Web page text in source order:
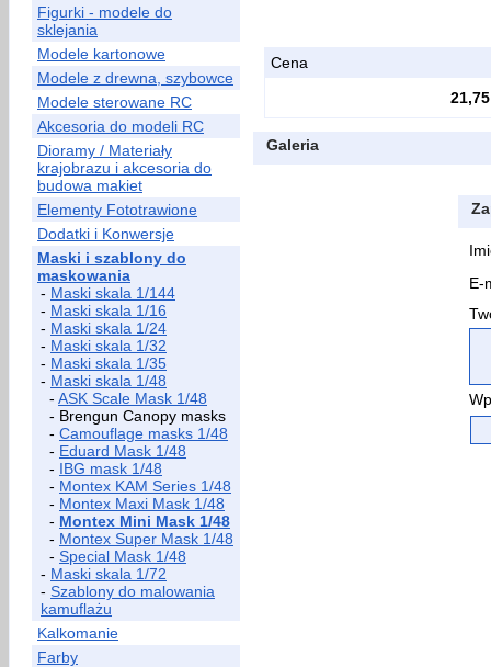
Figurki - modele do
sklejania
Modele kartonowe
Modele z drewna, szybowce
Modele sterowane RC
Akcesoria do modeli RC
Dioramy / Materiały
krajobrazu i akcesoria do
budowa makiet
Elementy Fototrawione
Dodatki i Konwersje
Maski i szablony do
maskowania
- Maski skala 1/144
- Maski skala 1/16
- Maski skala 1/24
- Maski skala 1/32
- Maski skala 1/35
- Maski skala 1/48
- ASK Scale Mask 1/48
- Brengun Canopy masks
- Camouflage masks 1/48
- Eduard Mask 1/48
- IBG mask 1/48
- Montex KAM Series 1/48
- Montex Maxi Mask 1/48
- Montex Mini Mask 1/48
- Montex Super Mask 1/48
- Special Mask 1/48
- Maski skala 1/72
- Szablony do malowania
kamuflażu
Kalkomanie
Farby
Cena
21,75
Galeria
E-